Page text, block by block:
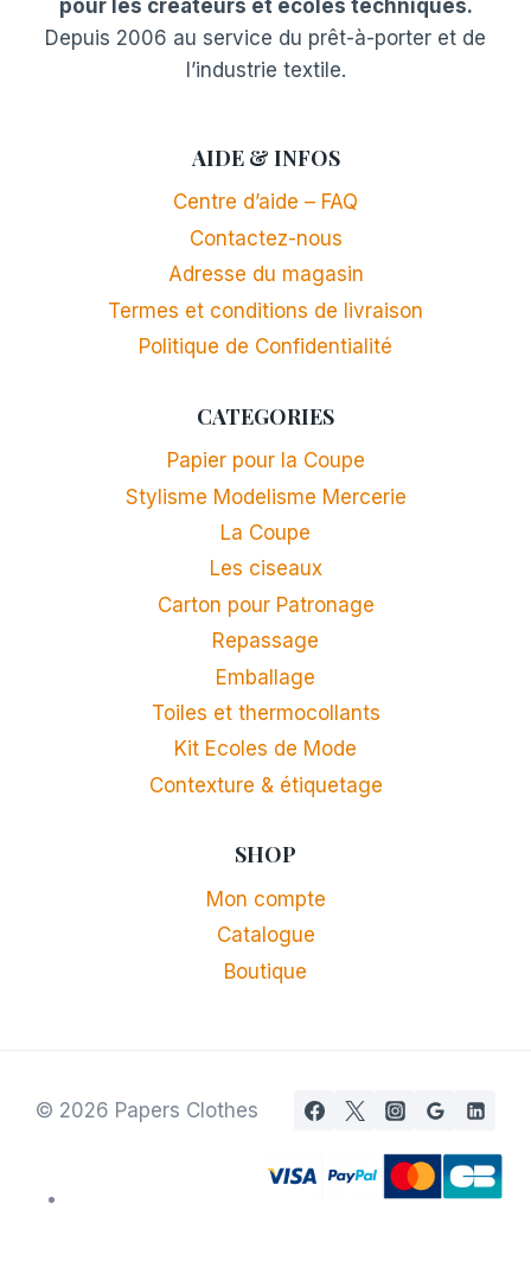
pour les créateurs et écoles techniques.
Depuis 2006 au service du prêt-à-porter et de
l’industrie textile.
AIDE & INFOS
Centre d’aide – FAQ
Contactez-nous
Adresse du magasin
Termes et conditions de livraison
Politique de Confidentialité
CATEGORIES
Papier pour la Coupe
Stylisme Modelisme Mercerie
La Coupe
Les ciseaux
Carton pour Patronage
Repassage
Emballage
Toiles et thermocollants
Kit Ecoles de Mode
Contexture & étiquetage
SHOP
Mon compte
Catalogue
Boutique
© 2026 Papers Clothes